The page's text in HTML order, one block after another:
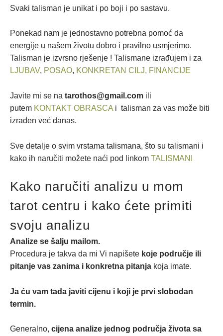
Svaki talisman je unikat i po boji i po sastavu.
Ponekad nam je jednostavno potrebna pomoć da
energije u našem životu dobro i pravilno usmjerimo.
Talisman je izvrsno rješenje ! Talismane izrađujem i za
LJUBAV, POSAO, KONKRETAN CILJ, FINANCIJE
Javite mi se na tarothos@gmail.com ili
putem KONTAKT OBRASCA i talisman za vas može biti
izrađen već danas.
Sve detalje o svim vrstama talismana, što su talismani i
kako ih naručiti možete naći pod linkom TALISMANI
Kako naručiti analizu u mom
tarot centru i kako ćete primiti
svoju analizu
Analize se šalju mailom.
Procedura je takva da mi Vi napišete koje područje ili
pitanje vas zanima i konkretna pitanja koja imate.
Ja ću vam tada javiti cijenu i koji je prvi slobodan
termin.
Generalno, cijena analize jednog područja života sa